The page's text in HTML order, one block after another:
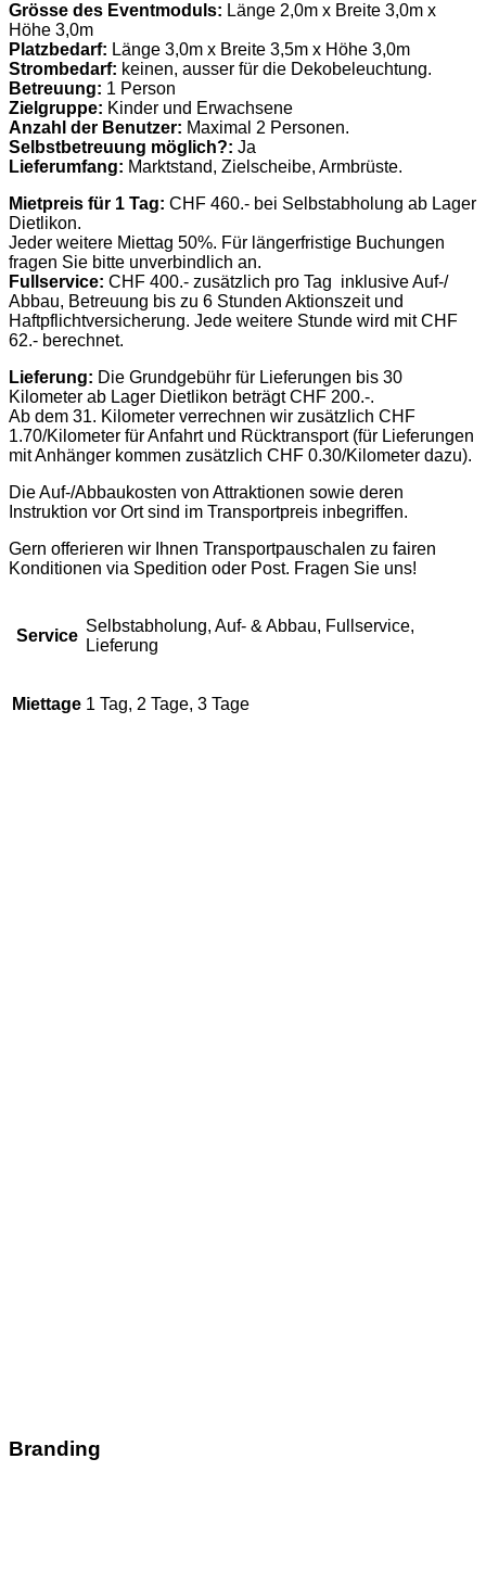
Grösse des Eventmoduls: Länge 2,0m x Breite 3,0m x
Höhe 3,0m
Platzbedarf: Länge 3,0m x Breite 3,5m x Höhe 3,0m
Strombedarf: keinen, ausser für die Dekobeleuchtung.
Betreuung: 1 Person
Zielgruppe: Kinder und Erwachsene
Anzahl der Benutzer: Maximal 2 Personen.
Selbstbetreuung möglich?: Ja
Lieferumfang: Marktstand, Zielscheibe, Armbrüste.
Mietpreis für 1 Tag: CHF 460.- bei Selbstabholung ab Lager
Dietlikon.
Jeder weitere Miettag 50%. Für längerfristige Buchungen
fragen Sie bitte unverbindlich an.
Fullservice: CHF 400.- zusätzlich pro Tag inklusive Auf-/
Abbau, Betreuung bis zu 6 Stunden Aktionszeit und
Haftpflichtversicherung. Jede weitere Stunde wird mit CHF
62.- berechnet.
Lieferung: Die Grundgebühr für Lieferungen bis 30
Kilometer ab Lager Dietlikon beträgt CHF 200.-.
Ab dem 31. Kilometer verrechnen wir zusätzlich CHF
1.70/Kilometer für Anfahrt und Rücktransport (für Lieferungen
mit Anhänger kommen zusätzlich CHF 0.30/Kilometer dazu).
Die Auf-/Abbaukosten von Attraktionen sowie deren
Instruktion vor Ort sind im Transportpreis inbegriffen.
Gern offerieren wir Ihnen Transportpauschalen zu fairen
Konditionen via Spedition oder Post. Fragen Sie uns!
Service
Selbstabholung, Auf- & Abbau, Fullservice,
Lieferung
Miettage 1 Tag, 2 Tage, 3 Tage
Branding